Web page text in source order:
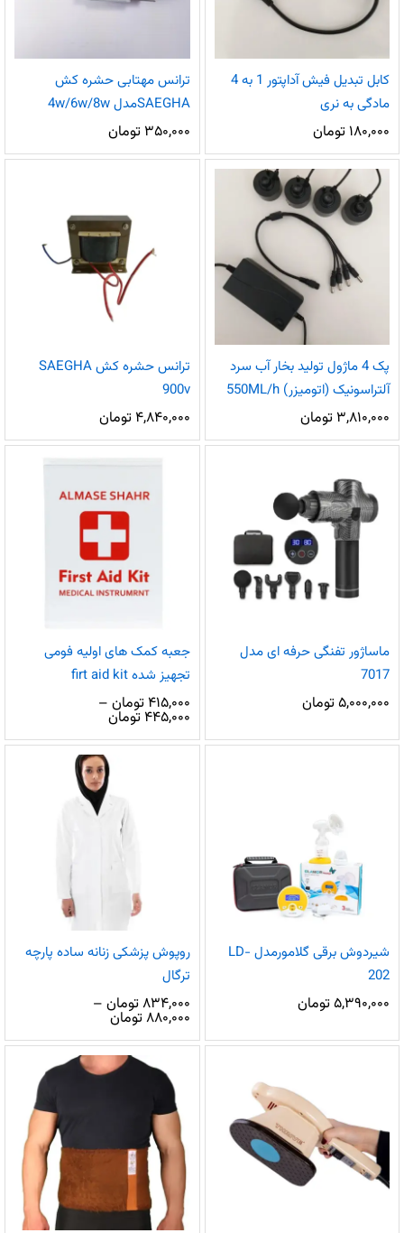
کابل تبدیل فیش آداپتور 1 به 4
مادگی به نری
۱۸۰,۰۰۰ تومان
ترانس مهتابی حشره کش
SAEGHAمدل 4w/6w/8w
۳۵۰,۰۰۰ تومان
پک 4 ماژول تولید بخار آب سرد
آلتراسونیک (اتومیزر) 550ML/h
۳,۸۱۰,۰۰۰ تومان
ترانس حشره کش SAEGHA
900v
۴,۸۴۰,۰۰۰ تومان
ماساژور تفنگی حرفه ای مدل
7017
۵,۰۰۰,۰۰۰تومان
جعبه کمک های اولیه فومی
تجهیز شده firt aid kit
۴۱۵,۰۰۰ تومان –
۴۴۵,۰۰۰ تومانمحدوده
۴۱۵,۰۰۰ تومان
تا
۴۴۵,۰۰۰ تومان
شیردوش برقی گلامورمدل LD-
202
۵,۳۹۰,۰۰۰تومان
روپوش پزشکی زنانه ساده پارچه
ترگال
۸۳۴,۰۰۰تومان –
۸۸۰,۰۰۰تومانمحدوده
۸۳۴,۰۰۰ تومان
تا
۸۸۰,۰۰۰ تومان